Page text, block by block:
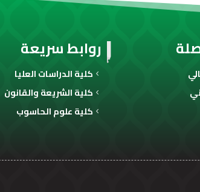
روابط سريعة
كلية الدراسات العليا
كلية الشريعة والقانون
كلية علوم الحاسوب